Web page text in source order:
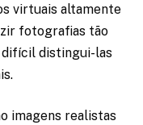
virtuais altamente
fotografias tão
difícil distingui-las
imagens realistas